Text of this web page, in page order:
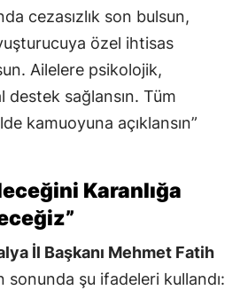
cezasızlık son bulsun,
özel ihtisas
Ailelere psikolojik,
sağlansın. Tüm
kamuoyuna açıklansın”
Karanlığa
İl Başkanı Mehmet Fatih
sonunda şu ifadeleri kullandı: